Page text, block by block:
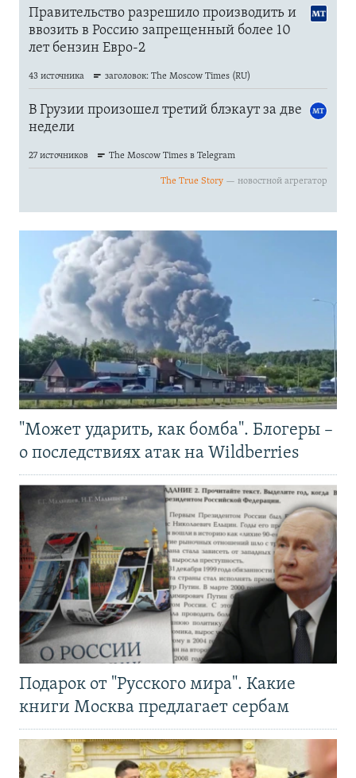
"Может ударить, как бомба". Блогеры –
о последствиях атак на Wildberries
Подарок от "Русского мира". Какие
книги Москва предлагает сербам